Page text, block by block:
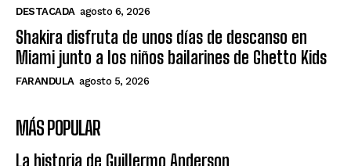
DESTACADA agosto 6, 2026
Shakira disfruta de unos días de descanso en
Miami junto a los niños bailarines de Ghetto Kids
FARANDULA agosto 5, 2026
MÁS POPULAR
La historia de Guillermo Anderson